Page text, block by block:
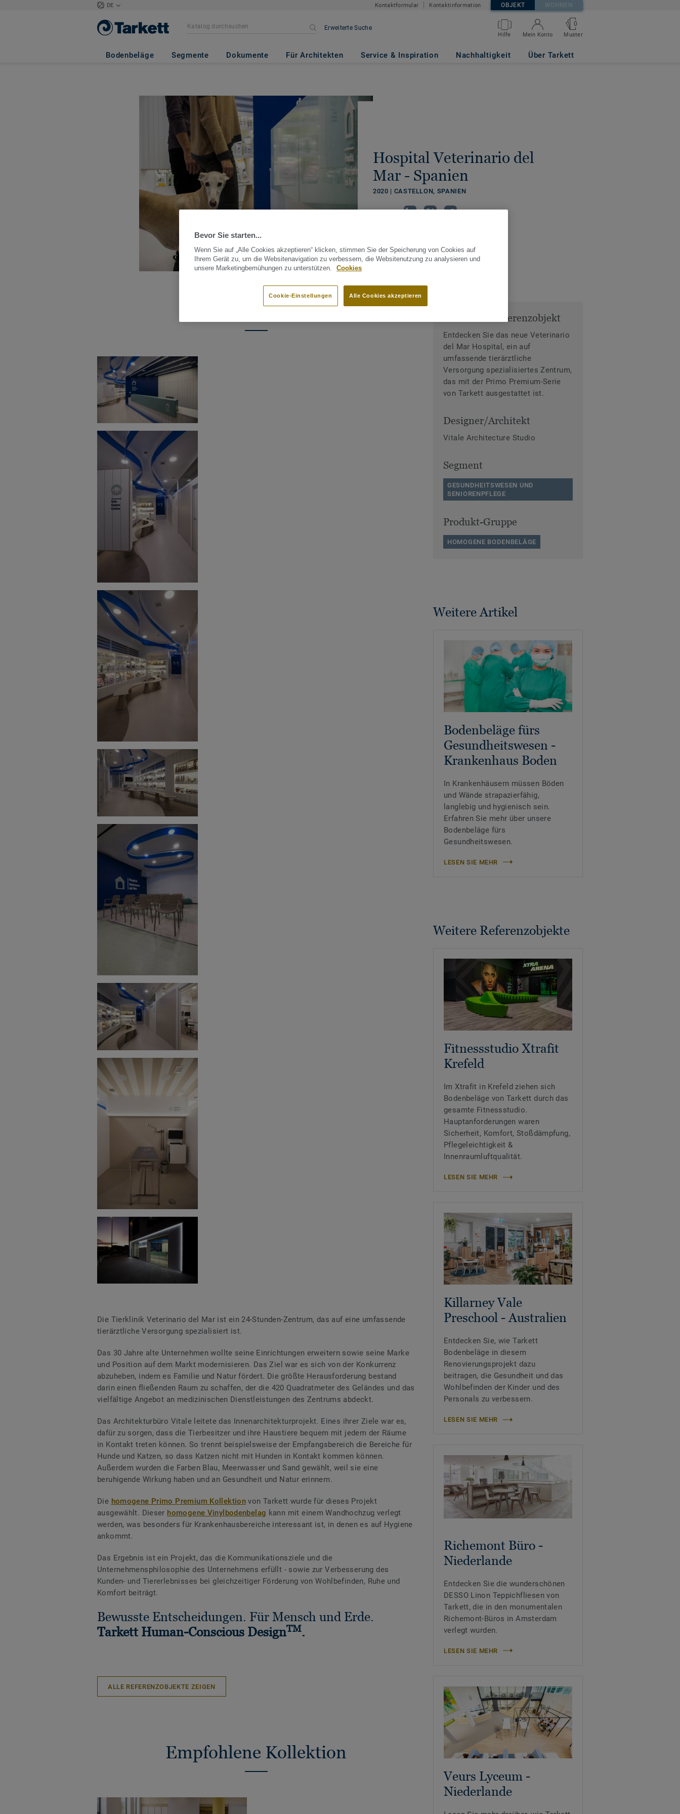
DE Kontaktformular Kontaktinformation OBJEKT WOHNEN
Erweiterte Suche
Hilfe Mein Konto
0
Muster
Bodenbeläge Segmente Dokumente Für Architekten Service & Inspiration Nachhaltigkeit Über Tarkett
Hospital Veterinario del
Mar - Spanien
2020 | CASTELLON, SPANIEN
TEILEN
Bilder-Galerie
Die Tierklinik Veterinario del Mar ist ein 24-Stunden-Zentrum, das auf eine umfassende
tierärztliche Versorgung spezialisiert ist.
Das 30 Jahre alte Unternehmen wollte seine Einrichtungen erweitern sowie seine Marke
und Position auf dem Markt modernisieren. Das Ziel war es sich von der Konkurrenz
abzuheben, indem es Familie und Natur fördert. Die größte Herausforderung bestand
darin einen fließenden Raum zu schaffen, der die 420 Quadratmeter des Geländes und das
vielfältige Angebot an medizinischen Dienstleistungen des Zentrums abdeckt.
Das Architekturbüro Vitale leitete das Innenarchitekturprojekt. Eines ihrer Ziele war es,
dafür zu sorgen, dass die Tierbesitzer und ihre Haustiere bequem mit jedem der Räume
in Kontakt treten können. So trennt beispielsweise der Empfangsbereich die Bereiche für
Hunde und Katzen, so dass Katzen nicht mit Hunden in Kontakt kommen können.
Außerdem wurden die Farben Blau, Meerwasser und Sand gewählt, weil sie eine
beruhigende Wirkung haben und an Gesundheit und Natur erinnern.
Die homogene Primo Premium Kollektion von Tarkett wurde für dieses Projekt
ausgewählt. Dieser homogene Vinylbodenbelag kann mit einem Wandhochzug verlegt
werden, was besonders für Krankenhausbereiche interessant ist, in denen es auf Hygiene
ankommt.
Das Ergebnis ist ein Projekt, das die Kommunikationsziele und die
Unternehmensphilosophie des Unternehmens erfüllt - sowie zur Verbesserung des
Kunden- und Tiererlebnisses bei gleichzeitiger Förderung von Wohlbefinden, Ruhe und
Komfort beiträgt.
Bewusste Entscheidungen. Für Mensch und Erde.
Tarkett Human-Conscious DesignTM.
ALLE REFERENZOBJEKTE ZEIGEN
Empfohlene Kollektion
Infos zum Referenzobjekt
Entdecken Sie das neue Veterinario
del Mar Hospital, ein auf
umfassende tierärztliche
Versorgung spezialisiertes Zentrum,
das mit der Primo Premium-Serie
von Tarkett ausgestattet ist.
Designer/Architekt
Vitale Architecture Studio
Segment
GESUNDHEITSWESEN UND
SENIORENPFLEGE
Produkt-Gruppe
HOMOGENE BODENBELÄGE
Weitere Artikel
Bodenbeläge fürs
Gesundheitswesen -
Krankenhaus Boden
In Krankenhäusern müssen Böden
und Wände strapazierfähig,
langlebig und hygienisch sein.
Erfahren Sie mehr über unsere
Bodenbeläge fürs
Gesundheitswesen.
LESEN SIE MEHR
Weitere Referenzobjekte
Fitnessstudio Xtrafit
Krefeld
Im Xtrafit in Krefeld ziehen sich
Bodenbeläge von Tarkett durch das
gesamte Fitnessstudio.
Hauptanforderungen waren
Sicherheit, Komfort, Stoßdämpfung,
Pflegeleichtigkeit &
Innenraumluftqualität.
LESEN SIE MEHR
Killarney Vale
Preschool - Australien
Entdecken Sie, wie Tarkett
Bodenbeläge in diesem
Renovierungsprojekt dazu
beitragen, die Gesundheit und das
Wohlbefinden der Kinder und des
Personals zu verbessern.
LESEN SIE MEHR
Richemont Büro -
Niederlande
Entdecken Sie die wunderschönen
DESSO Linon Teppichfliesen von
Tarkett, die in den monumentalen
Richemont-Büros in Amsterdam
verlegt wurden.
LESEN SIE MEHR
Veurs Lyceum -
Niederlande
Bevor Sie starten...
Wenn Sie auf „Alle Cookies akzeptieren“ klicken, stimmen Sie der Speicherung von Cookies auf
Ihrem Gerät zu, um die Websitenavigation zu verbessern, die Websitenutzung zu analysieren und
unsere Marketingbemühungen zu unterstützen.
Cookies
Alle Cookies akzeptieren
Cookie-Einstellungen